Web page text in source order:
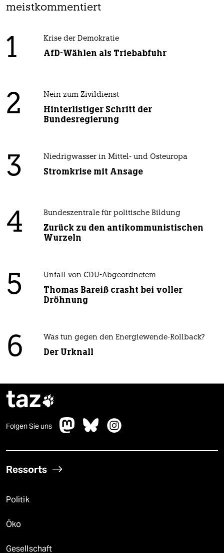
meistkommentiert
1 Krise der Demokratie
AfD-Wählen als Triebabfuhr
2 Nein zum Zivildienst
Hinterlistiger Schritt der
Bundesregierung
3 Niedrigwasser in Mittel- und Osteuropa
Stromkrise mit Ansage
4 Bundeszentrale für politische Bildung
Zurück zu den antikommunistischen
Wurzeln
5 Unfall von CDU-Abgeordnetem
Thomas Bareiß crasht bei voller
Dröhnung
6 Was tun gegen den Energiewende-Rollback?
Der Urknall
taz
Folgen Sie uns
Ressorts
Politik
Öko
Gesellschaft